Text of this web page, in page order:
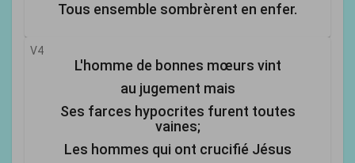
Tous ensemble sombrèrent en enfer.
V4
L'homme de bonnes mœurs vint
au jugement mais
Ses farces hypocrites furent toutes
vaines;
Les hommes qui ont crucifié Jésus